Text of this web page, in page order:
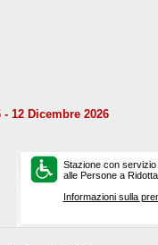
- 12 Dicembre 2026
Stazione con
alle Persone a
Informazioni sulla